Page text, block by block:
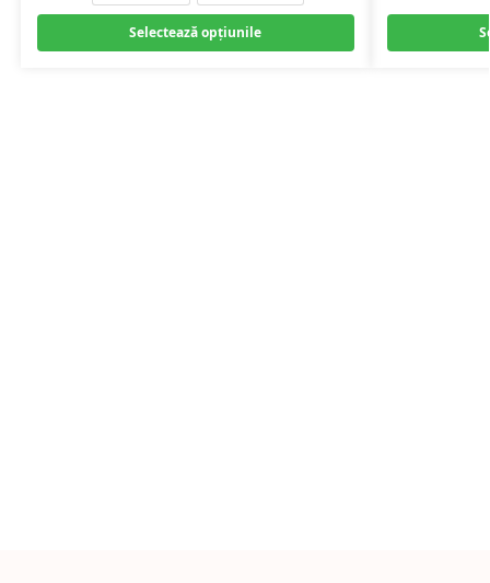
Selectează opțiunile